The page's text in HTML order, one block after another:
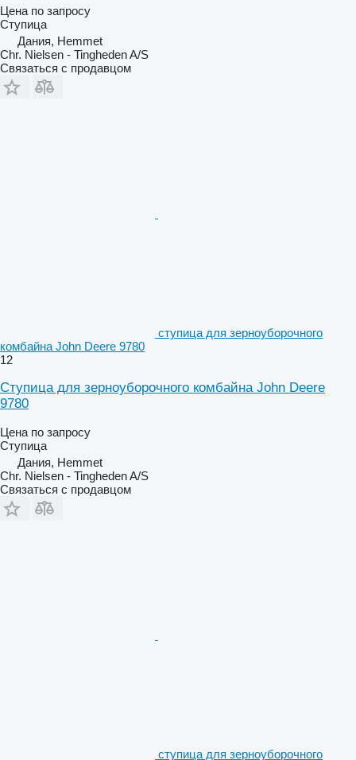
Цена по запросу
Ступица
Дания, Hemmet
Chr. Nielsen - Tingheden A/S
Связаться с продавцом
ступица для зерноуборочного
комбайна John Deere 9780
12
Ступица для зерноуборочного комбайна John Deere
9780
Цена по запросу
Ступица
Дания, Hemmet
Chr. Nielsen - Tingheden A/S
Связаться с продавцом
ступица для зерноуборочного